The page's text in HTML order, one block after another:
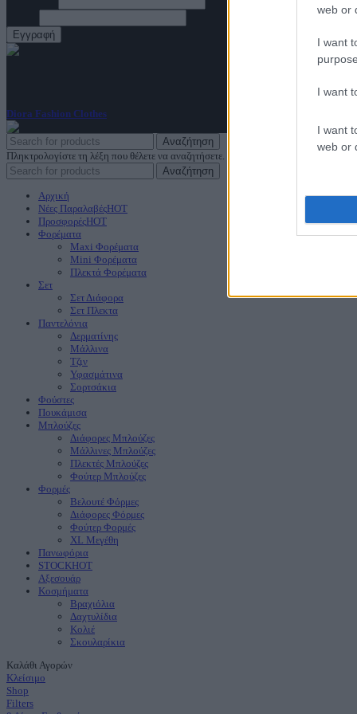
web or
I want
I want
I want
web or
Diora Fashion Clothes
Αναζήτηση
Πληκτρολογίστε τη λέξη που θέλετε να αναζητήσετε.
Αναζήτηση
Αρχική
Νέες ΠαραλαβέςHOT
ΠροσφορέςHOT
Φορέματα
Maxi Φορέματα
Mini Φορέματα
Πλεκτά Φορέματα
Σετ
Σετ Διάφορα
Σετ Πλεκτα
Παντελόνια
Δερματίνης
Μάλλινα
Τζιν
Υφασμάτινα
Σορτσάκια
Φούστες
Πουκάμισα
Μπλούζες
Διάφορες Μπλούζες
Μάλλινες Μπλούζες
Πλεκτές Μπλούζες
Φούτερ Μπλούζες
Φορμές
Βελουτέ Φόρμες
Διάφορες Φόρμες
Φούτερ Φορμές
XL Μεγέθη
Πανωφόρια
STOCKΗΟΤ
Aξεσουάρ
Κοσμήματα
Βραχιόλια
Δαχτυλίδια
Κολιέ
Σκουλαρίκια
Καλάθι Αγορών
Κλείσιμο
Shop
Filters